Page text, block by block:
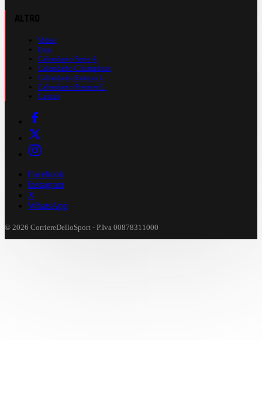
Video
Foto
Calendario Serie A
Calendario Champions
Calendario Europa L.
Calendario Premier L.
Casinò
Facebook
Instagram
X
WhatsApp
© 2026 CorriereDelloSport - P.Iva 00878311000